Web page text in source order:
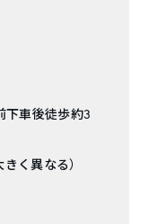
下車後徒歩約3
く異なる）